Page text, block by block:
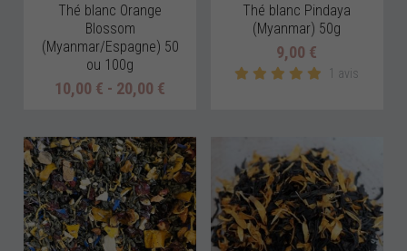
Thé blanc Orange
Blossom
(Myanmar/Espagne) 50
ou 100g
10,00 € - 20,00 €
Thé blanc Pindaya
(Myanmar) 50g
9,00 €
1 avis